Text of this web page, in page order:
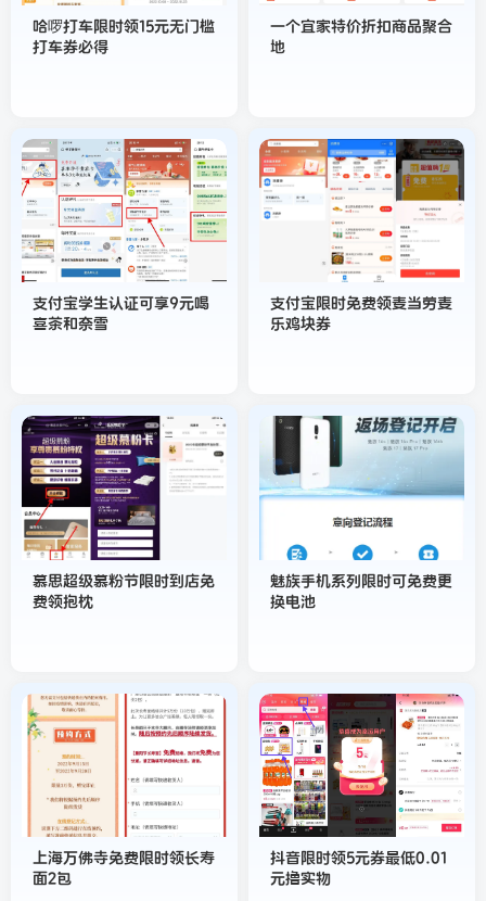
哈啰打车限时领15元无门槛
打车券必得
一个宜家特价折扣商品聚合
地
支付宝学生认证可享9元喝
喜茶和奈雪
支付宝限时免费领麦当劳麦
乐鸡块券
慕思超级慕粉节限时到店免
费领抱枕
魅族手机系列限时可免费更
换电池
上海万佛寺免费限时领长寿
面2包
抖音限时领5元券最低0.01
元撸实物